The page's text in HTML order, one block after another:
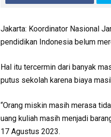
Jakarta: Koordinator Nasional
pendidikan Indonesia belum
Hal itu tercermin dari banyak
putus sekolah karena biaya
“Orang miskin masih merasa
uang kuliah masih menjadi
17 Agustus 2023.